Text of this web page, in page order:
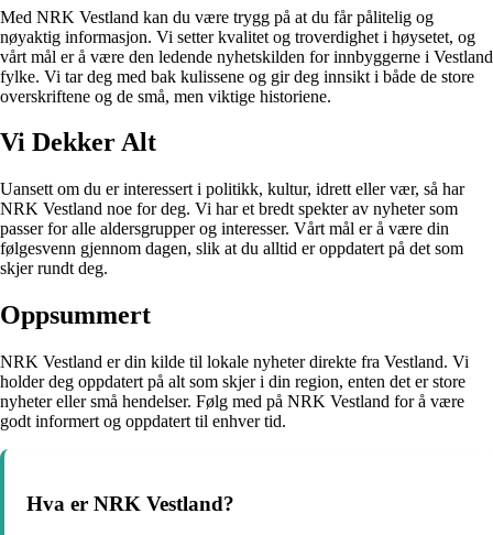
Med NRK Vestland kan du være trygg på at du får pålitelig og
nøyaktig informasjon. Vi setter kvalitet og troverdighet i høysetet, og
vårt mål er å være den ledende nyhetskilden for innbyggerne i Vestland
fylke. Vi tar deg med bak kulissene og gir deg innsikt i både de store
overskriftene og de små, men viktige historiene.
Vi Dekker Alt
Uansett om du er interessert i politikk, kultur, idrett eller vær, så har
NRK Vestland noe for deg. Vi har et bredt spekter av nyheter som
passer for alle aldersgrupper og interesser. Vårt mål er å være din
følgesvenn gjennom dagen, slik at du alltid er oppdatert på det som
skjer rundt deg.
Oppsummert
NRK Vestland er din kilde til lokale nyheter direkte fra Vestland. Vi
holder deg oppdatert på alt som skjer i din region, enten det er store
nyheter eller små hendelser. Følg med på NRK Vestland for å være
godt informert og oppdatert til enhver tid.
Hva er NRK Vestland?